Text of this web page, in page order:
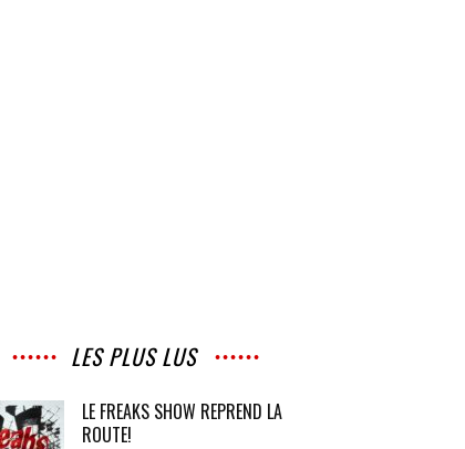
LES PLUS LUS
LE FREAKS SHOW REPREND LA
ROUTE!